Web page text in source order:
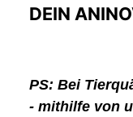
DEIN
PS: Bei
- mithilfe von